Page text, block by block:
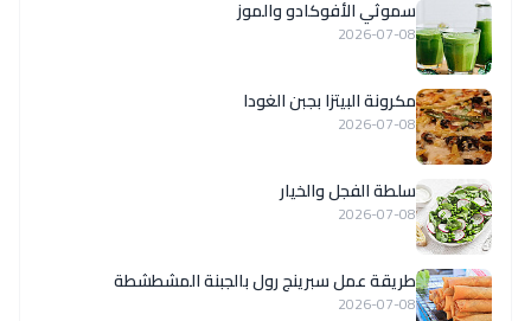
سموثي الأفوكادو والموز
2026-07-08
مكرونة البيتزا بجبن الغودا
2026-07-08
سلطة الفجل والخيار
2026-07-08
طريقة عمل سبرينج رول بالجبنة المشطشطة
2026-07-08